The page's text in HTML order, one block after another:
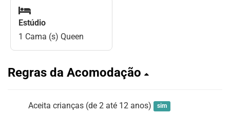
Estúdio
1 Cama (s) Queen
Regras da Acomodação
Aceita crianças (de 2 até 12 anos) sim